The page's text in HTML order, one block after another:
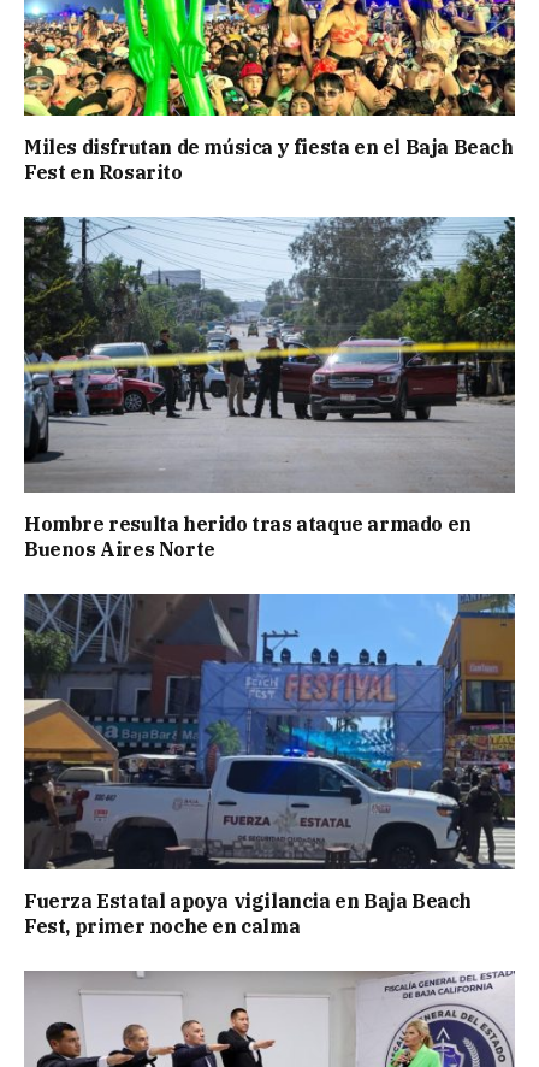
Miles disfrutan de música y fiesta en el Baja Beach
Fest en Rosarito
Hombre resulta herido tras ataque armado en
Buenos Aires Norte
Fuerza Estatal apoya vigilancia en Baja Beach
Fest, primer noche en calma